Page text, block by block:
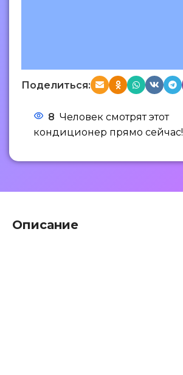
Поделиться:
8 Человек смотрят этот
кондиционер прямо сейчас!
Описание